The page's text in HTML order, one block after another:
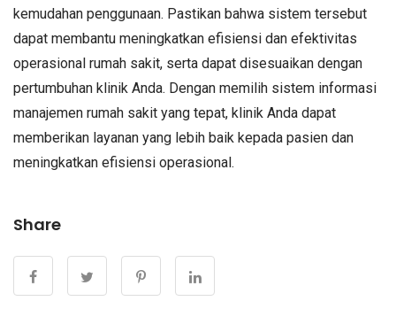
kemudahan penggunaan. Pastikan bahwa sistem tersebut
dapat membantu meningkatkan efisiensi dan efektivitas
operasional rumah sakit, serta dapat disesuaikan dengan
pertumbuhan klinik Anda. Dengan memilih sistem informasi
manajemen rumah sakit yang tepat, klinik Anda dapat
memberikan layanan yang lebih baik kepada pasien dan
meningkatkan efisiensi operasional.
Share